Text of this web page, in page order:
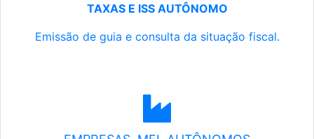
TAXAS E ISS AUTÔNOMO
Emissão de guia e consulta da situação fiscal.